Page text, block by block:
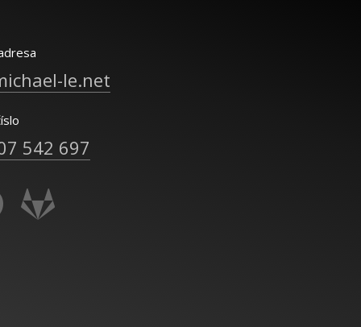
le.net
542 697